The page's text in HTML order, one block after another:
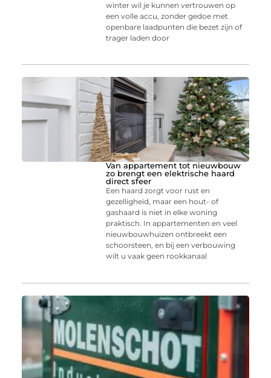
winter wil je kunnen vertrouwen op
een volle accu, zonder gedoe met
openbare laadpunten die bezet zijn of
trager laden door
Van appartement tot nieuwbouw
zo brengt een elektrische haard
direct sfeer
Een haard zorgt voor rust en
gezelligheid, maar een hout- of
gashaard is niet in elke woning
praktisch. In appartementen en veel
nieuwbouwhuizen ontbreekt een
schoorsteen, en bij een verbouwing
wilt u vaak geen rookkanaal